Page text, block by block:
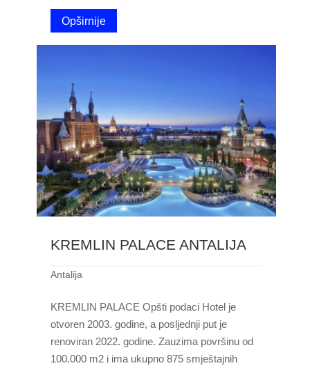
Opširnije
KREMLIN PALACE ANTALIJA
Antalija
KREMLIN PALACE Opšti podaci Hotel je
otvoren 2003. godine, a posljednji put je
renoviran 2022. godine. Zauzima površinu od
100.000 m2 i ima ukupno 875 smještajnih